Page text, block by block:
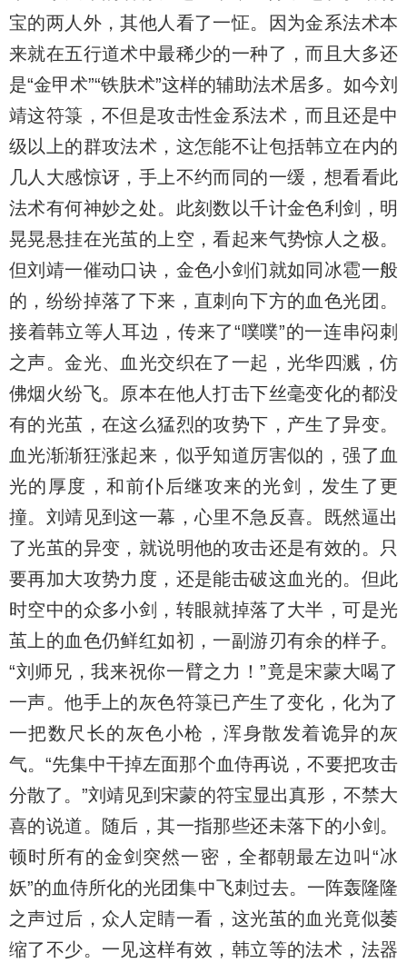
宝的两人外，其他人看了一怔。因为金系法术本
来就在五行道术中最稀少的一种了，而且大多还
是“金甲术”“铁肤术”这样的辅助法术居多。如今刘
靖这符箓，不但是攻击性金系法术，而且还是中
级以上的群攻法术，这怎能不让包括韩立在内的
几人大感惊讶，手上不约而同的一缓，想看看此
法术有何神妙之处。此刻数以千计金色利剑，明
晃晃悬挂在光茧的上空，看起来气势惊人之极。
但刘靖一催动口诀，金色小剑们就如同冰雹一般
的，纷纷掉落了下来，直刺向下方的血色光团。
接着韩立等人耳边，传来了“噗噗”的一连串闷刺
之声。金光、血光交织在了一起，光华四溅，仿
佛烟火纷飞。原本在他人打击下丝毫变化的都没
有的光茧，在这么猛烈的攻势下，产生了异变。
血光渐渐狂涨起来，似乎知道厉害似的，强了血
光的厚度，和前仆后继攻来的光剑，发生了更
撞。刘靖见到这一幕，心里不急反喜。既然逼出
了光茧的异变，就说明他的攻击还是有效的。只
要再加大攻势力度，还是能击破这血光的。但此
时空中的众多小剑，转眼就掉落了大半，可是光
茧上的血色仍鲜红如初，一副游刃有余的样子。
“刘师兄，我来祝你一臂之力！”竟是宋蒙大喝了
一声。他手上的灰色符箓已产生了变化，化为了
一把数尺长的灰色小枪，浑身散发着诡异的灰
气。“先集中干掉左面那个血侍再说，不要把攻击
分散了。”刘靖见到宋蒙的符宝显出真形，不禁大
喜的说道。随后，其一指那些还未落下的小剑。
顿时所有的金剑突然一密，全都朝最左边叫“冰
妖”的血侍所化的光团集中飞刺过去。一阵轰隆隆
之声过后，众人定睛一看，这光茧的血光竟似萎
缩了不少。一见这样有效，韩立等的法术，法器